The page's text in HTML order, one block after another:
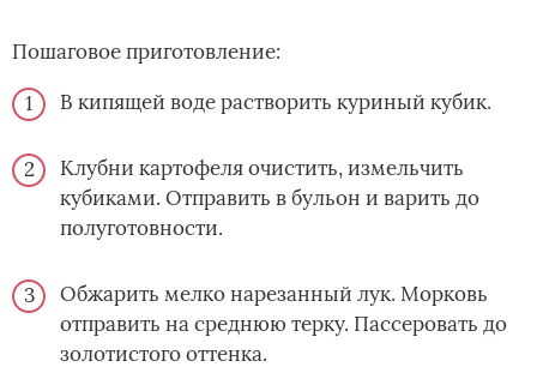
Пошаговое приготовление:
В кипящей воде растворить куриный кубик.
Клубни картофеля очистить, измельчить
кубиками. Отправить в бульон и варить до
полуготовности.
Обжарить мелко нарезанный лук. Морковь
отправить на среднюю терку. Пассеровать до
золотистого оттенка.